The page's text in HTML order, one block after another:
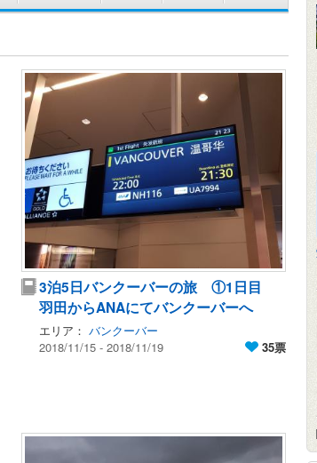
3泊5日バンクーバーの旅 ①1日目
羽田からANAにてバンクーバーへ
エリア： バンクーバー
2018/11/15 - 2018/11/19
35票